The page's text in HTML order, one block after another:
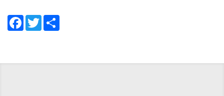
Facebook
Twitter